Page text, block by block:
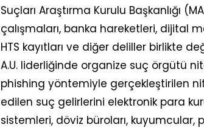
Suçları Araştırma Kurulu Başkanlığı
çalışmaları, banka hareketleri, dijital
HTS kayıtları ve diğer deliller birlikte
A.U. liderliğinde organize suç örgütü
phishing yöntemiyle gerçekleştirilen
edilen suç gelirlerini elektronik para
sistemleri, döviz büroları, kuyumcular,